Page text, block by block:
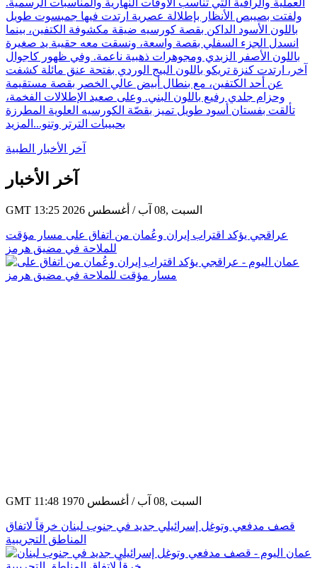
العملية والراقية التي تناسب الأوقات النهارية والمناسبات الرسمية.
ولفتت بصيبص الأنظار بإطلالة عصرية ارتدت فيها جمبسوت طويل
باللون الأسود الداكن بقصة كورسيه ضيقة مكشوفة الكتفين، بينما
انسدل الجزء السفلي بقصة واسعة، ونسقت معه حقيبة يد صغيرة
باللون الأصفر الزبدي ومجوهرات ذهبية ناعمة. وفي ظهور كاجوال
آخر، ارتدت كنزة تريكو باللون البيج الوردي بفتحة عنق مائلة كشفت
عن أحد الكتفين، مع بنطال أبيض عالي الخصر بقصة مستقيمة
وحزام جلدي رفيع باللون البني. وعلى صعيد الإطلالات الفخمة،
تألقت بفستان أسود طويل تميز بقصّة الكورسيه العلوية المطرزة
بحبيبات الترتر وتنو... المزيد
آخر الأخبار الطبية
آخر الأخبار
GMT 13:25 2026 السبت ,08 آب / أغسطس
عراقجي يؤكد اقتراب إيران وعُمان من اتفاق على مسار مؤقت
للملاحة في مضيق هرمز
GMT 11:48 1970 السبت ,08 آب / أغسطس
قصف مدفعي وتوغل إسرائيلي جديد في جنوب لبنان خرقاً لاتفاق
المناطق التجريبية